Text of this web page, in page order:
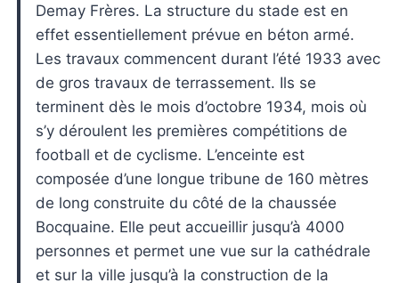
Demay Frères. La structure du stade est en
effet essentiellement prévue en béton armé.
Les travaux commencent durant l’été 1933 avec
de gros travaux de terrassement. Ils se
terminent dès le mois d’octobre 1934, mois où
s’y déroulent les premières compétitions de
football et de cyclisme. L’enceinte est
composée d’une longue tribune de 160 mètres
de long construite du côté de la chaussée
Bocquaine. Elle peut accueillir jusqu’à 4000
personnes et permet une vue sur la cathédrale
et sur la ville jusqu’à la construction de la